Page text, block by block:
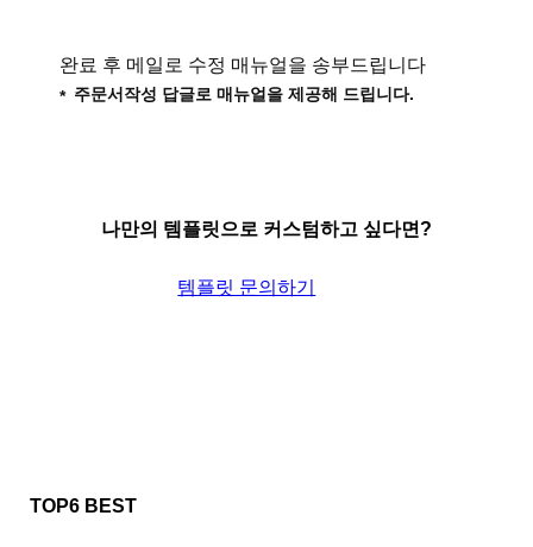
완료 후 메일로 수정 매뉴얼을 송부드립니다
주문서작성 답글로 매뉴얼을 제공해 드립니다.
나만의 템플릿으로 커스텀하고 싶다면?
템플릿 문의하기
TOP6 BEST